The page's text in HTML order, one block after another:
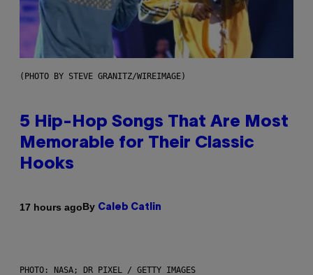
(PHOTO BY STEVE GRANITZ/WIREIMAGE)
5 Hip-Hop Songs That Are Most
Memorable for Their Classic
Hooks
17 hours agoBy Caleb Catlin
PHOTO: NASA; DR PIXEL / GETTY IMAGES